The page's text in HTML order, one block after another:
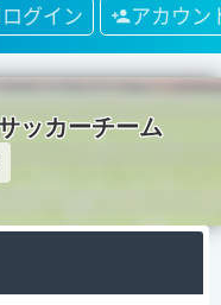
ログイン アカウン
ッカーチーム